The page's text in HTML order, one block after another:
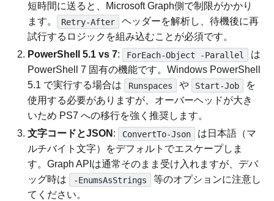
短時間に送ると、Microsoft Graph側で制限がかかり
ます。
Retry-After
ヘッダーを解析し、待機後に再
試行するロジックを組み込むことが必須です。
PowerShell 5.1 vs 7: ForEach-Object -Parallel
は
PowerShell 7 固有の機能です。Windows PowerShell
5.1 で実行する場合は
Runspaces や Start-Job
を
使用する必要がありますが、オーバーヘッドが大き
いため PS7 への移行を強く推奨します。
文字コードとJSON : ConvertTo-Json
は日本語（マ
ルチバイト文字）をデフォルトでエスケープしま
す。Graph APIは通常そのまま受け入れますが、デバ
ッグ時は
-EnumsAsStrings
等のオプションに注意し
てください。